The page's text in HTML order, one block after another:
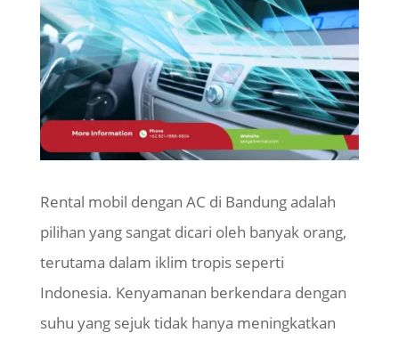
Rental mobil dengan AC di Bandung adalah
pilihan yang sangat dicari oleh banyak orang,
terutama dalam iklim tropis seperti
Indonesia. Kenyamanan berkendara dengan
suhu yang sejuk tidak hanya meningkatkan